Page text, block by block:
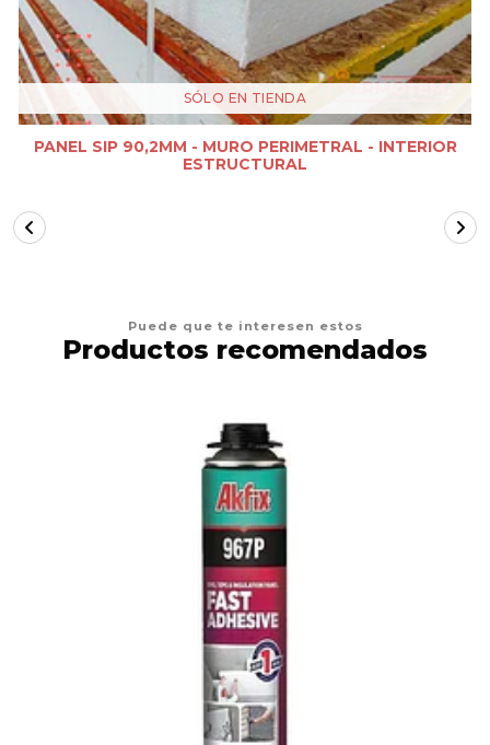
SÓLO EN TIENDA
PANEL SIP 90,2MM - MURO PERIMETRAL - INTERIOR
ESTRUCTURAL
Puede que te interesen estos
Productos recomendados